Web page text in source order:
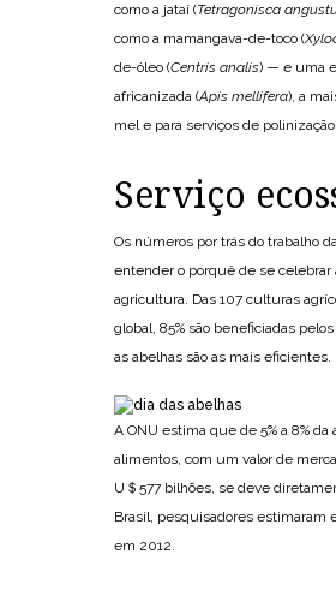
como a jataí (Tetragonisca
como a mamangava-de-toco (
de-óleo (Centris analis) — e uma
africanizada (Apis mellifera), a
mel e para serviços de
Serviço
Os números por trás do trabalho
entender o porquê de se celebrar
agricultura. Das 107 culturas
global, 85% são beneficiadas
as abelhas são as mais eficientes.
A ONU estima que de 5% a 8%
alimentos, com um valor de
U＄577 bilhões, se deve
Brasil, pesquisadores estimaram
em 2012.